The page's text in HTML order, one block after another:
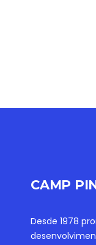
CAMP
Desde 1978